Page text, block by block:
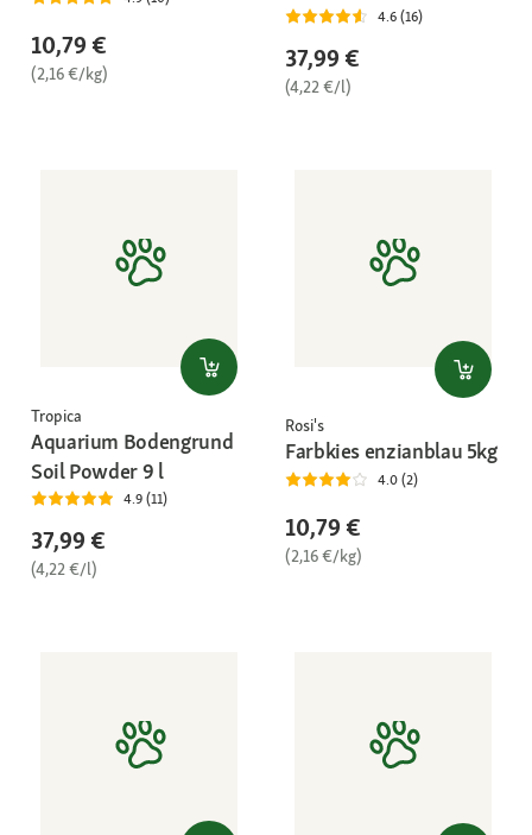
10,79 €
(2,16 €/kg)
4.6 (16)
37,99 €
(4,22 €/l)
Tropica
Aquarium Bodengrund
Soil Powder 9 l
4.9 (11)
37,99 €
(4,22 €/l)
Rosi's
Farbkies enzianblau 5kg
4.0 (2)
10,79 €
(2,16 €/kg)